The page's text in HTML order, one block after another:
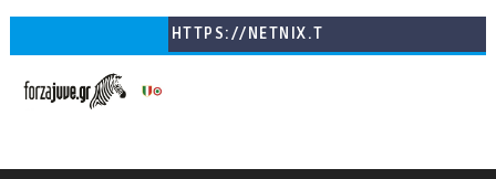
HTTPS://NETNIX.T